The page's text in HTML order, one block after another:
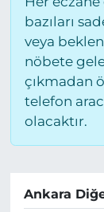
bazıları
veya
nöbete
çıkmadan
telefon
olacaktır.
Ankara